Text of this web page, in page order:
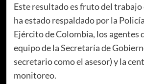
Este resultado es fruto del trabajo
ha estado respaldado por la
Ejército de Colombia, los agentes
equipo de la Secretaría de
secretario como el asesor) y la
monitoreo.